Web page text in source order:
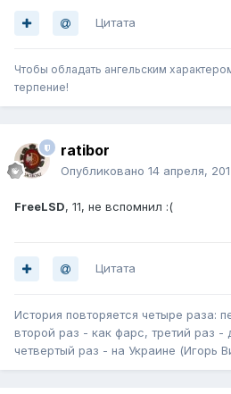
Цитата
Чтобы обладать ангельским
терпение!
ratibor
Опубликовано 14 апреля,
FreeLSD, 11, не вспомнил :(
Цитата
История повторяется четыре раза:
второй раз - как фарс, третий раз -
четвертый раз - на Украине (Игорь